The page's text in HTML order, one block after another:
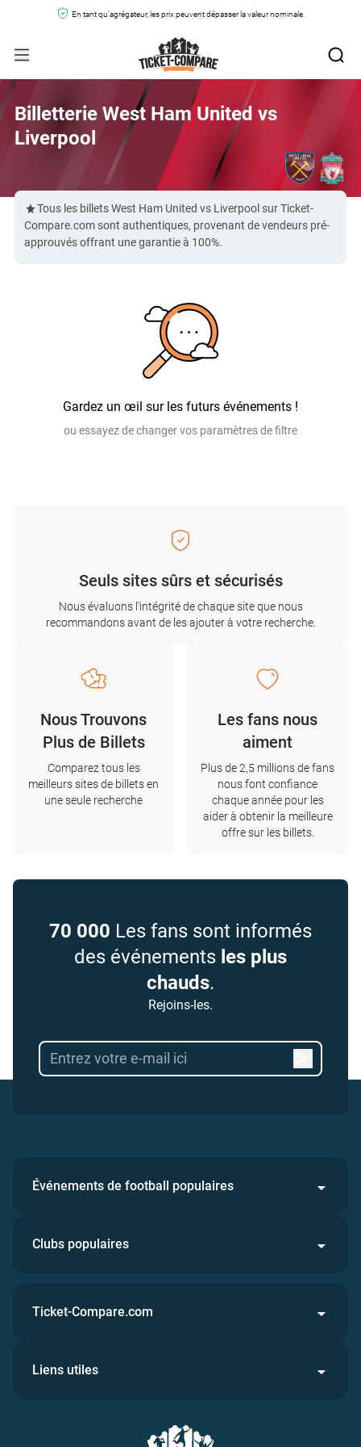
En tant qu'agrégateur, les prix peuvent dépasser la valeur nominale.
Billetterie West Ham United vs
Liverpool
Tous les billets West Ham United vs Liverpool sur Ticket-
Compare.com sont authentiques, provenant de vendeurs pré-
approuvés offrant une garantie à 100%.
Gardez un œil sur les futurs événements !
ou essayez de changer vos paramètres de filtre
Seuls sites sûrs et sécurisés
Nous évaluons l'intégrité de chaque site que nous
recommandons avant de les ajouter à votre recherche.
Nous Trouvons
Plus de Billets
Comparez tous les
meilleurs sites de billets en
une seule recherche
Les fans nous
aiment
Plus de 2,5 millions de fans
nous font confiance
chaque année pour les
aider à obtenir la meilleure
offre sur les billets.
70 000 Les fans sont informés
des événements les plus
chauds.
Rejoins-les.
Événements de football populaires
Clubs populaires
Ticket-Compare.com
Liens utiles